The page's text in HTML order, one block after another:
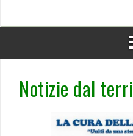
Notizie dal